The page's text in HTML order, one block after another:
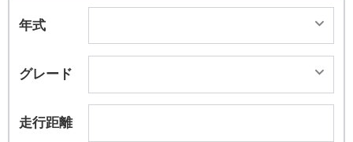
年式
グレード
走行距離